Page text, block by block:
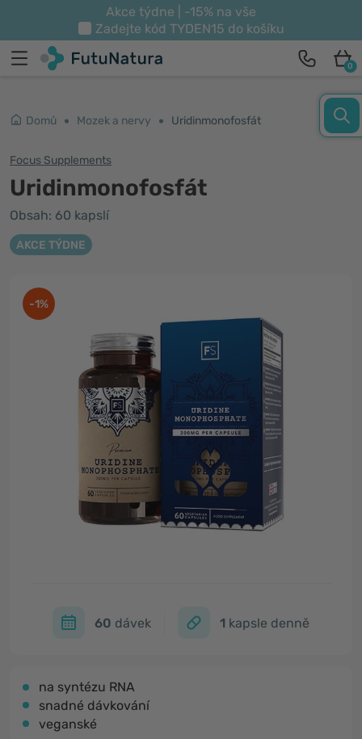
Akce týdne | -15% na vše
Zadejte kód TYDEN15 do košíku
0
Domů Mozek a nervy Uridinmonofosfát
Focus Supplements
Uridinmonofosfát
Obsah: 60 kapslí
AKCE TÝDNE
-1%
60 dávek 1 kapsle denně
na syntézu RNA
snadné dávkování
veganské